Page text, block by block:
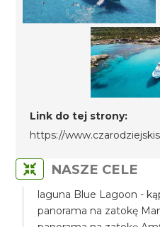
Link do tej strony:
https://
NASZE CELE
laguna Blue Lagoon -
panorama na zatokę